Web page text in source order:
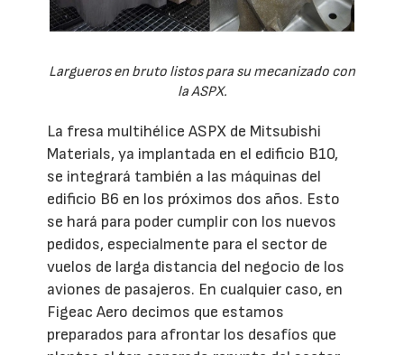
Largueros en bruto listos para su mecanizado con
la ASPX.
La fresa multihélice ASPX de Mitsubishi
Materials, ya implantada en el edificio B10,
se integrará también a las máquinas del
edificio B6 en los próximos dos años. Esto
se hará para poder cumplir con los nuevos
pedidos, especialmente para el sector de
vuelos de larga distancia del negocio de los
aviones de pasajeros. En cualquier caso, en
Figeac Aero decimos que estamos
preparados para afrontar los desafíos que